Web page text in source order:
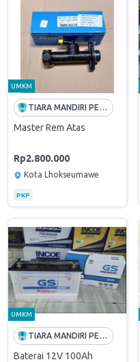
UMKM
TIARA MANDIRI PERKASA
Master Rem Atas
Rp2.800.000
Kota Lhokseumawe
PKP
UMKM
TIARA MANDIRI PERKASA
Baterai 12V 100Ah